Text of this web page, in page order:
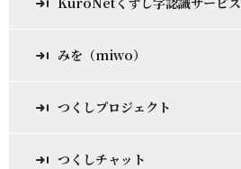
みを（miwo）
つくしプロジェクト
つくしチャット